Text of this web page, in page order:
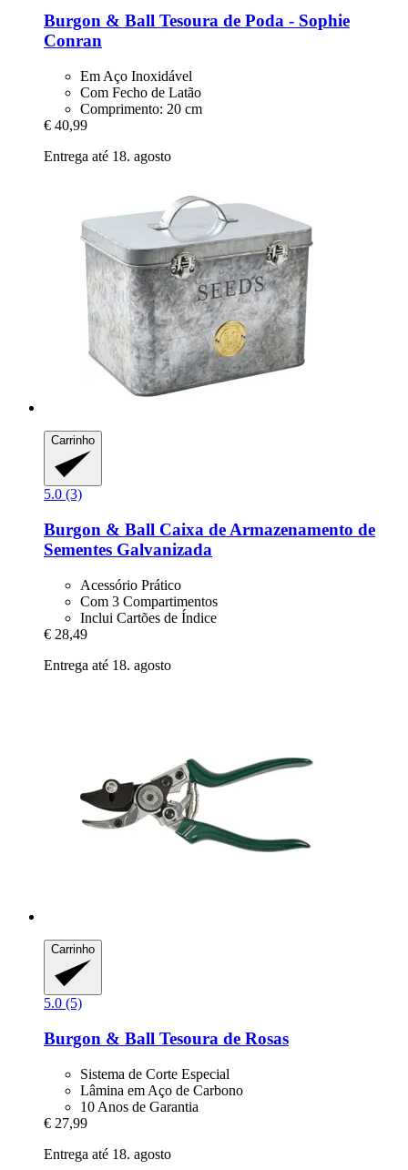
Burgon & Ball Tesoura de Poda -​ Sophie
Conran
Em Aço Inoxidável
Com Fecho de Latão
Comprimento: 20 cm
€ 40,99
Entrega até 18. agosto
Carrinho
5.0 (3)
Burgon & Ball Caixa de Armazenamento de
Sementes Galvanizada
Acessório Prático
Com 3 Compartimentos
Inclui Cartões de Índice
€ 28,49
Entrega até 18. agosto
Carrinho
5.0 (5)
Burgon & Ball Tesoura de Rosas
Sistema de Corte Especial
Lâmina em Aço de Carbono
10 Anos de Garantia
€ 27,99
Entrega até 18. agosto